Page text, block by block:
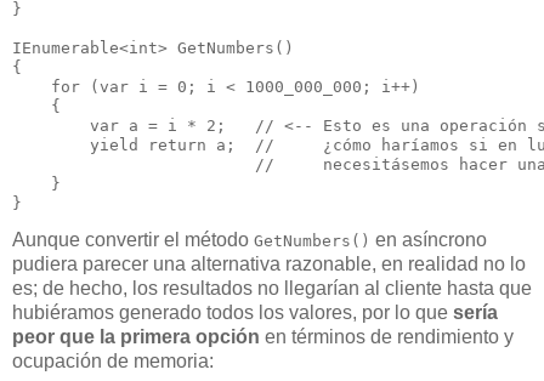
}
IEnumerable<int> GetNumbers()
{
    for (var i = 0; i < 1000_000_000; i++)
    {
var a = i * 2;   // <-- Esto es una operación
yield return a;  //     ¿cómo haríamos si en
//     necesitásemos hacer
    }
Aunque convertir el método GetNumbers() en asíncrono
pudiera parecer una alternativa razonable, en realidad no lo
es; de hecho, los resultados no llegarían al cliente hasta que
hubiéramos generado todos los valores, por lo que sería
peor que la primera opción en términos de rendimiento y
ocupación de memoria: